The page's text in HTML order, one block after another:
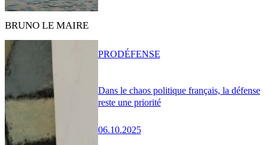
BRUNO LE MAIRE
Dans le chaos politique français, la défense
reste une priorité
06.10.2025
PRODÉFENSE